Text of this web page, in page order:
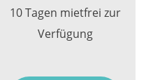
10 Tagen mietfrei zur
Verfügung